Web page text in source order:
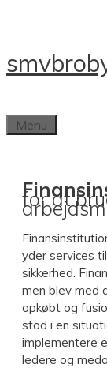
smv
Menu
for at
yder services
sikkerhed.
men blev med
opkøbt og
stod i en
implementere
ledere og